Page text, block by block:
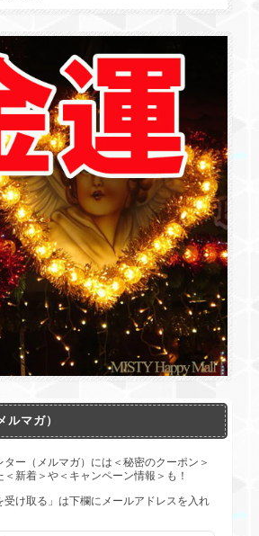
ルマガ）
ター（メルマガ）には＜秘密のクーポン＞
新着＞や＜キャンペーン情報＞も！
け取る」は下欄にメールアドレスを入れ